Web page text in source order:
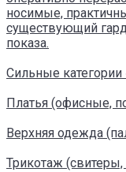
носимые,
существующий
показа.
Сильные категории
Платья (офисные,
Верхняя одежда
Трикотаж